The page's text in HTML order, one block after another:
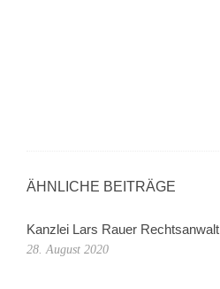
ÄHNLICHE BEITRÄGE
Kanzlei Lars Rauer Rechtsanwalt
28. August 2020